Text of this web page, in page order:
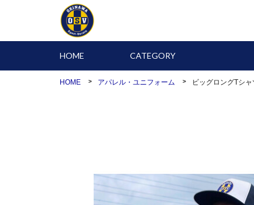
HOME CATEGORY
HOME アパレル・ユニフォーム ビッグロングTシ